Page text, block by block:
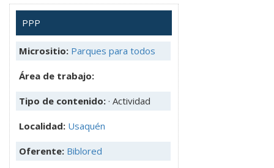
PPP
Micrositio: Parques para todos
Área de trabajo:
Tipo de contenido: · Actividad
Localidad: Usaquén
Oferente: Biblored